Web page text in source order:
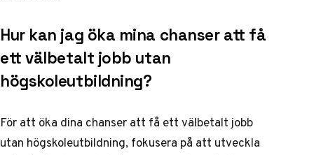
Hur kan jag öka mina chanser att få
ett välbetalt jobb utan
högskoleutbildning?
För att öka dina chanser att få ett välbetalt jobb
utan högskoleutbildning, fokusera på att utveckla